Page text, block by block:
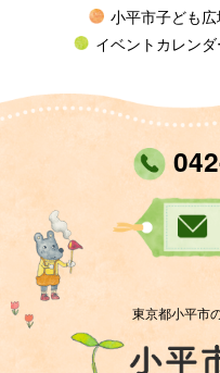
小平市子ども
イベントカレンダ
東京都小平市